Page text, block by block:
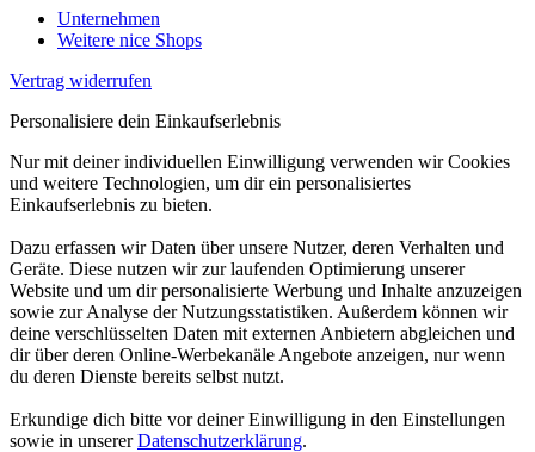
Unternehmen
Weitere nice Shops
Vertrag widerrufen
Personalisiere dein Einkaufserlebnis
Nur mit deiner individuellen Einwilligung verwenden wir Cookies
und weitere Technologien, um dir ein personalisiertes
Einkaufserlebnis zu bieten.
Dazu erfassen wir Daten über unsere Nutzer, deren Verhalten und
Geräte. Diese nutzen wir zur laufenden Optimierung unserer
Website und um dir personalisierte Werbung und Inhalte anzuzeigen
sowie zur Analyse der Nutzungsstatistiken. Außerdem können wir
deine verschlüsselten Daten mit externen Anbietern abgleichen und
dir über deren Online-Werbekanäle Angebote anzeigen, nur wenn
du deren Dienste bereits selbst nutzt.
Erkundige dich bitte vor deiner Einwilligung in den Einstellungen
sowie in unsererDatenschutzerklärung.